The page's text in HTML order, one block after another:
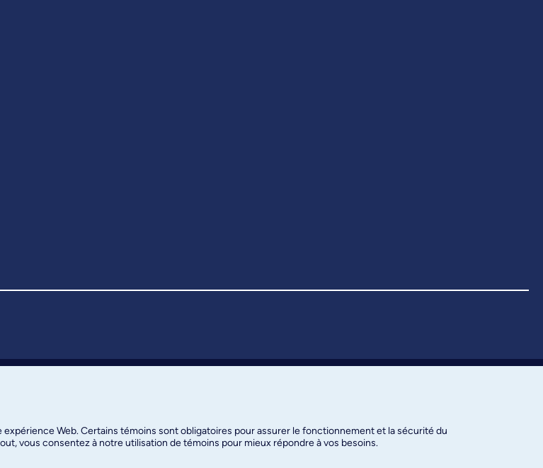
Web. Certains témoins sont obligatoires pour assurer le fonctionnement et la sécurité du
vous consentez à notre utilisation de témoins pour mieux répondre à vos besoins.